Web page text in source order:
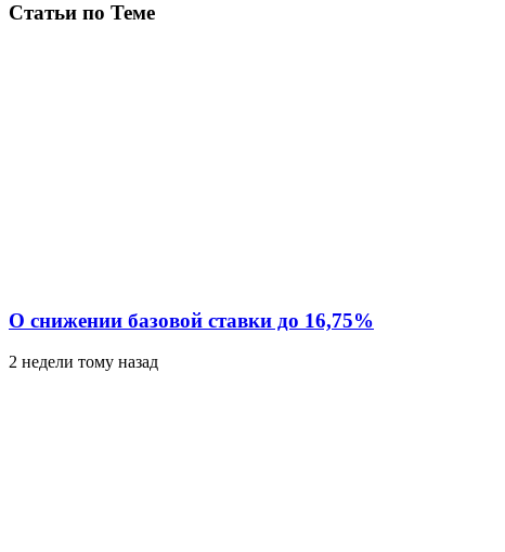
Статьи по Теме
О снижении базовой ставки до 16,75%
2 недели тому назад